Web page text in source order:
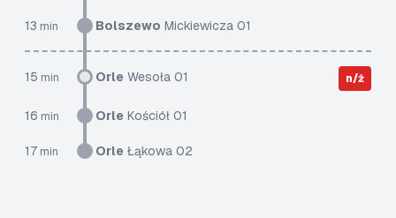
13 min Bolszewo Mickiewicza 01
15 min Orle Wesoła 01 n/ż
16 min Orle Kościół 01
17 min Orle Łąkowa 02